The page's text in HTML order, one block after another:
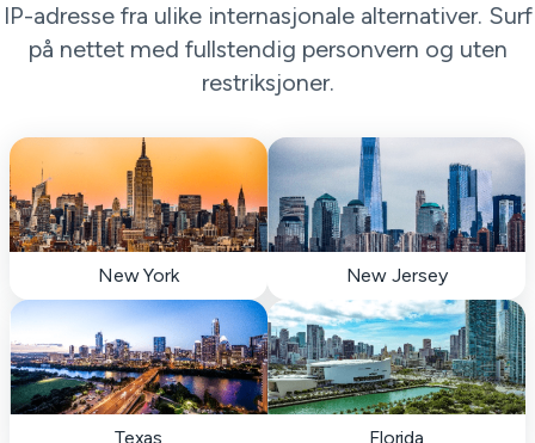
IP-adresse fra ulike internasjonale alternativer. Surf
på nettet med fullstendig personvern og uten
restriksjoner.
New York New Jersey
Texas Florida